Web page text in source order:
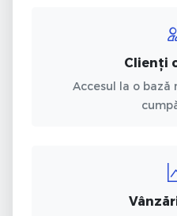
Clienți
Accesul la o